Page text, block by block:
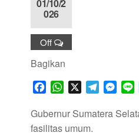
01/10/2
026
Off
Bagikan
c
e
W
a
t
l
M
s
n
Gubernur Sumatera
fasilitas umum.